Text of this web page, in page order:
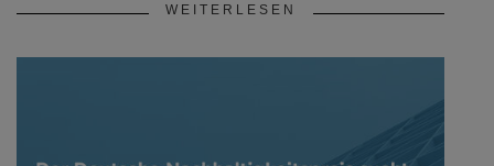
WEITERLESEN